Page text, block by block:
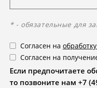
* - обязательные для
Согласен на
Согласен на
Если предпочитаете
то позвоните нам +7